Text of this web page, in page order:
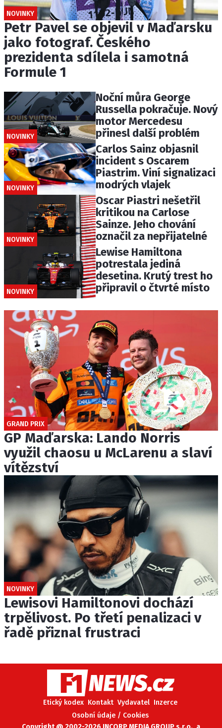
NOVINKY
Petr Pavel se objevil v Maďarsku
jako fotograf. Českého
prezidenta sdílela i samotná
Formule 1
NOVINKY
Noční můra George
Russella pokračuje. Nový
motor Mercedesu
přinesl další problém
NOVINKY
Carlos Sainz objasnil
incident s Oscarem
Piastrim. Viní signalizaci
modrých vlajek
NOVINKY
Oscar Piastri nešetřil
kritikou na Carlose
Sainze. Jeho chování
označil za nepřijatelné
NOVINKY
Lewise Hamiltona
potrestala jediná
desetina. Krutý trest ho
připravil o čtvrté místo
GRAND PRIX
GP Maďarska: Lando Norris
využil chaosu u McLarenu a slaví
vítězství
NOVINKY
Lewisovi Hamiltonovi dochází
trpělivost. Po třetí penalizaci v
řadě přiznal frustraci
Etický kodex Kontakt Vydavatel Inzerce
Osobní údaje / Cookies